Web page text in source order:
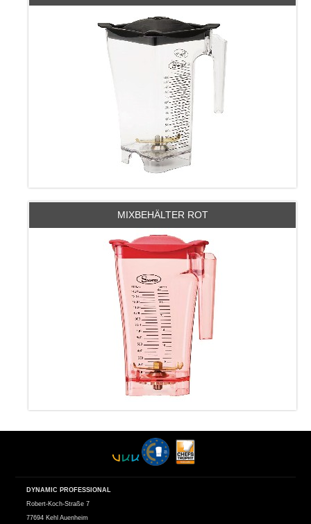
MIXBEHÄLTER ROT
DYNAMIC PROFESSIONAL
Robert-Koch-Straße 7
77694 Kehl Auenheim